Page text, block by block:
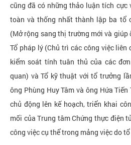
cũng đã có những thảo luận tích cực
toàn và thống nhất thành lập ba tổ
(Mở rộng sang thị trường mới và
Tổ pháp lý (Chủ trì các công việc liên
kiểm soát tính tuân thủ của các
quan) và Tổ kỹ thuật với tổ trưởng
ông Phùng Huy Tâm và ông Hứa
chủ động lên kế hoạch, triển khai
mối của Trung tâm Chứng thực điện
công việc cụ thể trong mảng việc do